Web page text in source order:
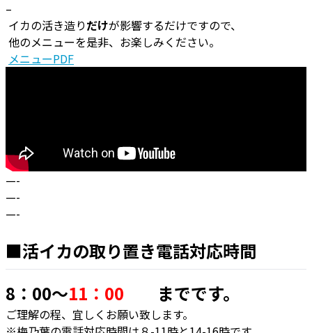
–
イカの活き造りだけが影響するだけですので、
他のメニューを是非、お楽しみください。
メニューPDF
—-
—-
—-
■活イカの取り置き電話対応時間
8：00～11：00 までです。
ご理解の程、宜しくお願い致します。